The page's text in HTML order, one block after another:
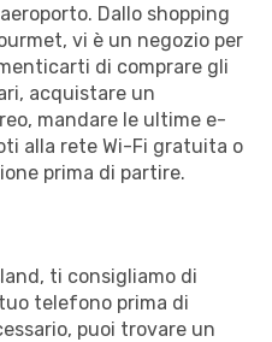
Dallo shopping
vi è un negozio per
di comprare gli
acquistare un
mandare le ultime e-
alla rete Wi-Fi gratuita o
prima di partire.
ti consigliamo di
telefono prima di
puoi trovare un